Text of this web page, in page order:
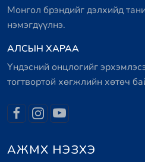
Монгол брэндийг дэлхийд
нэмэгдүүлнэ.
АЛСЫН ХАРАА
Үндэсний онцлогийг
тогтвортой хөгжлийн хөтөч
АЖМХ НЭЗХЭ